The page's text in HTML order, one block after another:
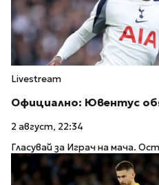
Livestream
Официално: Ювентус
2 август, 22:34
Гласувай за Играч на мача.